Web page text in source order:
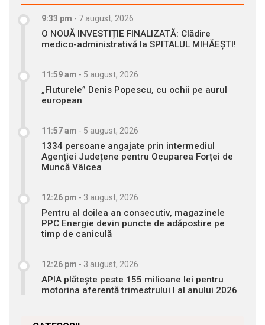
9:33 pm - 7 august, 2026
O NOUĂ INVESTIȚIE FINALIZATĂ: Clădire
medico-administrativă la SPITALUL MIHĂEȘTI!
11:59 am - 5 august, 2026
„Fluturele” Denis Popescu, cu ochii pe aurul
european
11:57 am - 5 august, 2026
1334 persoane angajate prin intermediul
Agenției Județene pentru Ocuparea Forței de
Muncă Vâlcea
12:26 pm - 3 august, 2026
Pentru al doilea an consecutiv, magazinele
PPC Energie devin puncte de adăpostire pe
timp de caniculă
12:26 pm - 3 august, 2026
APIA plătește peste 155 milioane lei pentru
motorina aferentă trimestrului I al anului 2026